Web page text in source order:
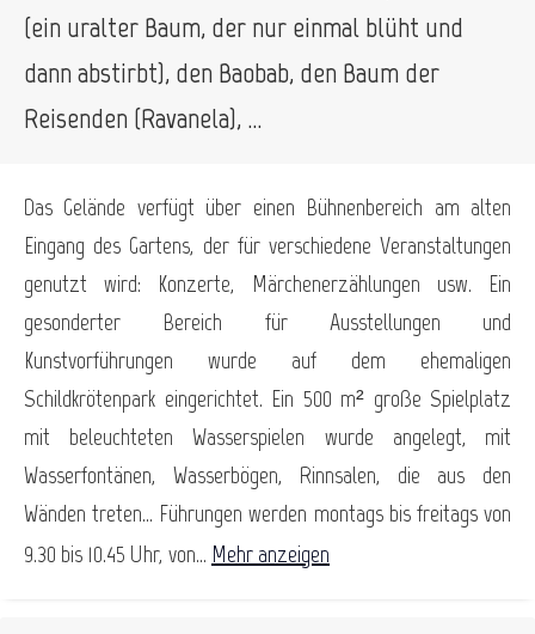
(ein uralter Baum, der nur einmal blüht und
dann abstirbt), den Baobab, den Baum der
Reisenden (Ravanela), ...
Das Gelände verfügt über einen Bühnenbereich am alten
Eingang des Gartens, der für verschiedene Veranstaltungen
genutzt wird: Konzerte, Märchenerzählungen usw. Ein
gesonderter Bereich für Ausstellungen und
Kunstvorführungen wurde auf dem ehemaligen
Schildkrötenpark eingerichtet. Ein 500 m² große Spielplatz
mit beleuchteten Wasserspielen wurde angelegt, mit
Wasserfontänen, Wasserbögen, Rinnsalen, die aus den
Wänden treten... Führungen werden montags bis freitags von
9.30 bis 10.45 Uhr, von... Mehr anzeigen